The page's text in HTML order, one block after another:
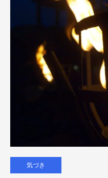
気づき